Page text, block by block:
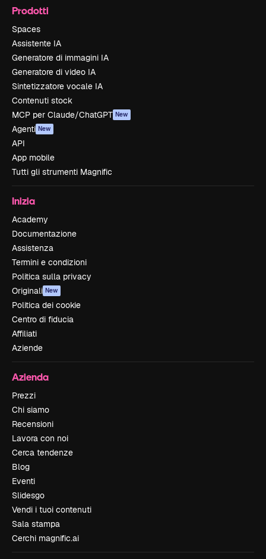
Prodotti
Spaces
Assistente IA
Generatore di immagini IA
Generatore di video IA
Sintetizzatore vocale IA
Contenuti stock
MCP per Claude/ChatGPT New
Agenti New
API
App mobile
Tutti gli strumenti Magnific
Inizia
Academy
Documentazione
Assistenza
Termini e condizioni
Politica sulla privacy
Originali New
Politica dei cookie
Centro di fiducia
Affiliati
Aziende
Azienda
Prezzi
Chi siamo
Recensioni
Lavora con noi
Cerca tendenze
Blog
Eventi
Slidesgo
Vendi i tuoi contenuti
Sala stampa
Cerchi magnific.ai